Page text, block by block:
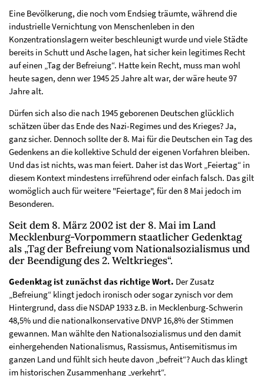
Eine Bevölkerung, die noch vom Endsieg träumte, während die
industrielle Vernichtung von Menschenleben in den
Konzentrationslagern weiter beschleunigt wurde und viele Städte
bereits in Schutt und Asche lagen, hat sicher kein legitimes Recht
auf einen „Tag der Befreiung“. Hatte kein Recht, muss man wohl
heute sagen, denn wer 1945 25 Jahre alt war, der wäre heute 97
Jahre alt.
Dürfen sich also die nach 1945 geborenen Deutschen glücklich
schätzen über das Ende des Nazi-Regimes und des Krieges? Ja,
ganz sicher. Dennoch sollte der 8. Mai für die Deutschen ein Tag des
Gedenkens an die kollektive Schuld der eigenen Vorfahren bleiben.
Und das ist nichts, was man feiert. Daher ist das Wort „Feiertag“ in
diesem Kontext mindestens irreführend oder einfach falsch. Das gilt
womöglich auch für weitere "Feiertage", für den 8 Mai jedoch im
Besonderen.
Seit dem 8. März 2002 ist der 8. Mai im Land
Mecklenburg-Vorpommern staatlicher Gedenktag
als „Tag der Befreiung vom Nationalsozialismus und
der Beendigung des 2. Weltkrieges“.
Gedenktag ist zunächst das richtige Wort. Der Zusatz
„Befreiung“ klingt jedoch ironisch oder sogar zynisch vor dem
Hintergrund, dass die NSDAP 1933 z.B. in Mecklenburg-Schwerin
48,5% und die nationalkonservative DNVP 16,8% der Stimmen
gewannen. Man wählte den Nationalsozialismus und den damit
einhergehenden Nationalismus, Rassismus, Antisemitismus im
ganzen Land und fühlt sich heute davon „befreit“? Auch das klingt
im historischen Zusammenhang „verkehrt“.